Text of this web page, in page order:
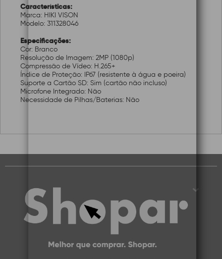
Características:
Marca: HIKI VISON
Modelo: 311328046
Especificações:
Cor: Branco
Resolução de Imagem: 2MP (1080p)
Compressão de Vídeo: H.265+
Índice de Proteção: IP67 (resistente à água e poeira)
Suporte a Cartão SD: Sim (cartão não incluso)
Microfone Integrado: Não
Necessidade de Pilhas/Baterias: Não